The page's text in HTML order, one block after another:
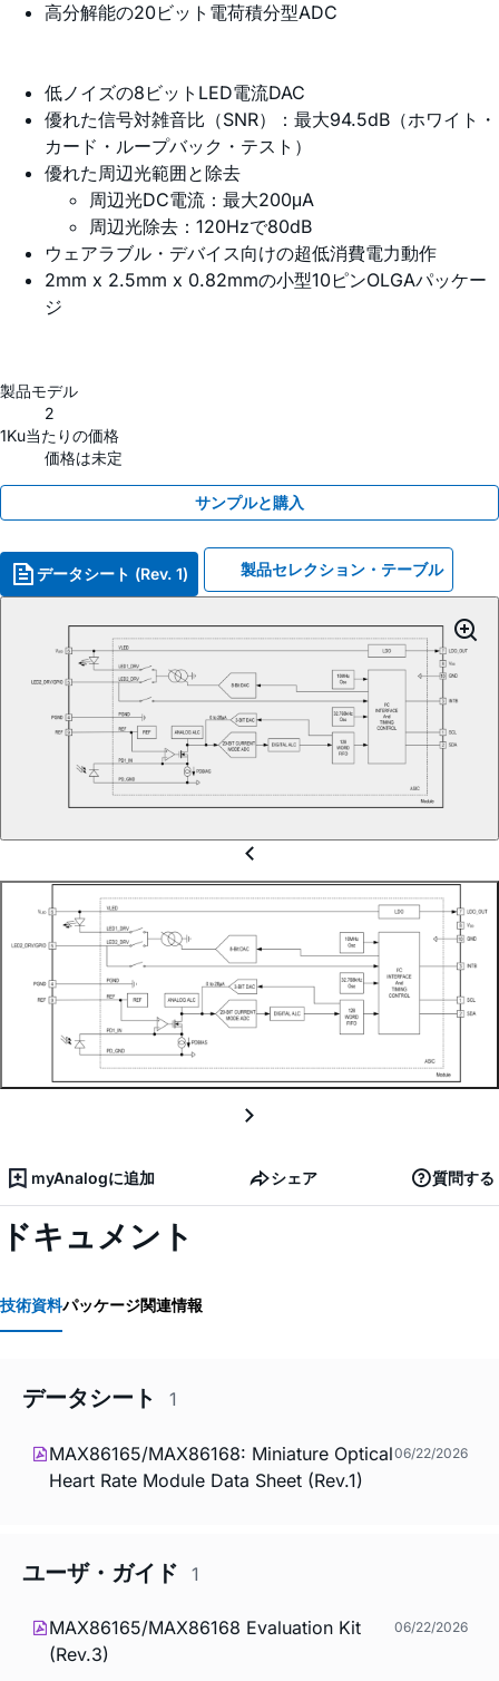
高分解能の20ビット電荷積分型ADC
低ノイズの8ビットLED電流DAC
優れた信号対雑音比（SNR）：最大94.5dB（ホワイト・
カード・ループバック・テスト）
優れた周辺光範囲と除去
周辺光DC電流：最大200μA
周辺光除去：120Hzで80dB
ウェアラブル・デバイス向けの超低消費電力動作
2mm x 2.5mm x 0.82mmの小型10ピンOLGAパッケー
ジ
製品モデル
2
1Ku当たりの価格
価格は未定
サンプルと購入
データシート (Rev. 1) 製品セレクション・テーブル
myAnalogに追加 シェア 質問する
ドキュメント
技術資料パッケージ関連情報
データシート 1
MAX86165/MAX86168: Miniature Optical
Heart Rate Module Data Sheet (Rev.1)
06/22/2026
ユーザ・ガイド 1
MAX86165/MAX86168 Evaluation Kit
(Rev.3)
06/22/2026